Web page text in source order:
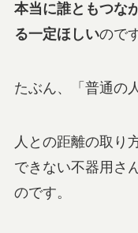
本当に誰ともつな
る一定ほしいので
たぶん、「普通の
人との距離の取り
できない不器用さ
のです。